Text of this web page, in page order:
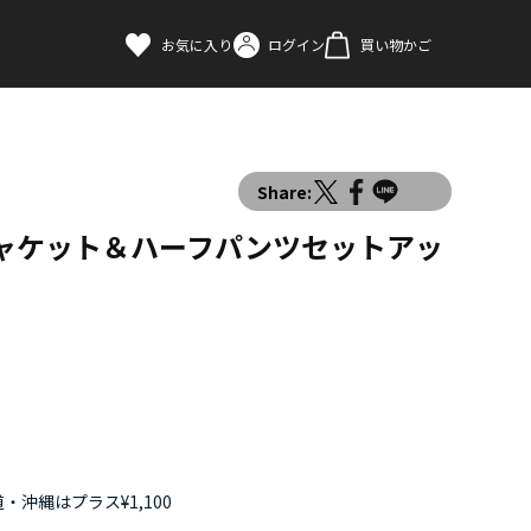
お気に入り ログイン 買い物かご
Share:
ット＆ハーフパンツセットアッ
沖縄はプラス¥1,100